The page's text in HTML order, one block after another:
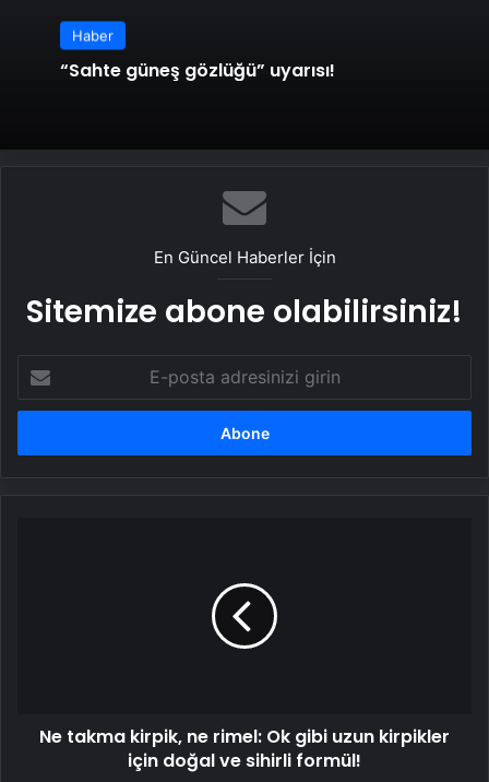
Haber
“Sahte güneş gözlüğü” uyarısı!
En Güncel Haberler İçin
Sitemize abone olabilirsiniz!
posta
adresinizi
Ne takma kirpik, ne rimel: Ok gibi uzun kirpikler
için doğal ve sihirli formül!